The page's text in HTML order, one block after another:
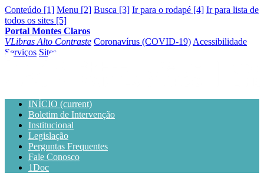
Conteúdo [1] Menu [2] Busca [3] Ir para o rodapé [4] Ir para lista de
todos os sites [5]
Portal Montes Claros
VLibras Alto Contraste Coronavírus (COVID-19) Acessibilidade
Serviços Sites
INÍCIO (current)
Boletim de Intervenção
Institucional
Legislação
Perguntas Frequentes
Fale Conosco
1Doc